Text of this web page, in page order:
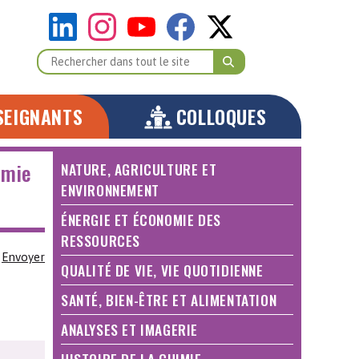
COLLOQUES
Envoyer
NATURE, AGRICULTURE ET
ENVIRONNEMENT
ÉNERGIE ET ÉCONOMIE DES
RESSOURCES
QUALITÉ DE VIE, VIE QUOTIDIENNE
SANTÉ, BIEN-ÊTRE ET ALIMENTATION
ANALYSES ET IMAGERIE